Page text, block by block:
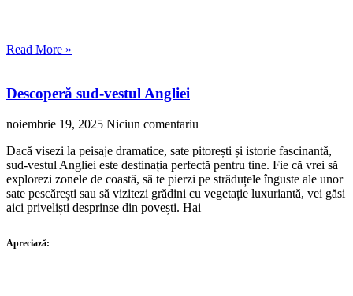
Read More »
Descoperă sud-vestul Angliei
noiembrie 19, 2025 Niciun comentariu
Dacă visezi la peisaje dramatice, sate pitorești și istorie fascinantă,
sud-vestul Angliei este destinația perfectă pentru tine. Fie că vrei să
explorezi zonele de coastă, să te pierzi pe străduțele înguste ale unor
sate pescărești sau să vizitezi grădini cu vegetație luxuriantă, vei găsi
aici priveliști desprinse din povești. Hai
Apreciază: